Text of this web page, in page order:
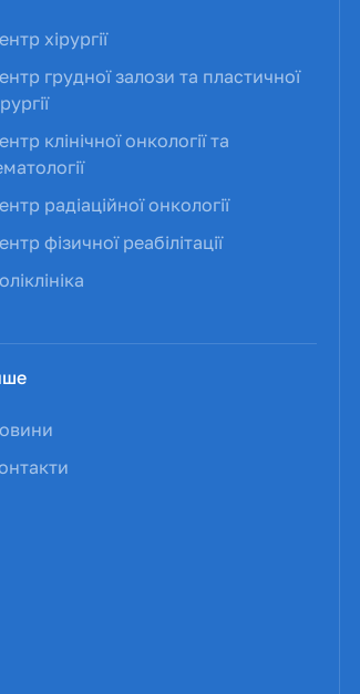
хірургії
грудної залози та пластичної
клінічної онкології та
радіаційної онкології
фізичної реабілітації